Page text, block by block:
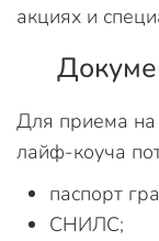
акциях и
Для приема на
лайф-коуча
паспорт
СНИЛС;